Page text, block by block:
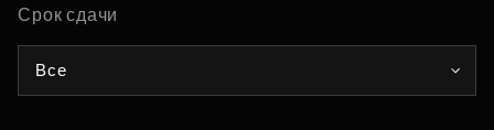
Срок сдачи
Все